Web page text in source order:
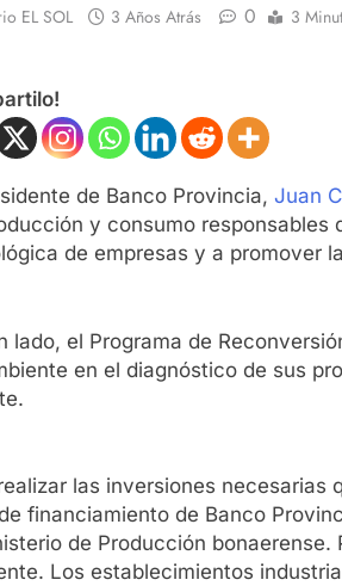
EL SOL 3 Años Atrás 0 3
de Banco Provincia, Juan
y consumo
de empresas y a promover
lado, el Programa de
en el diagnóstico de sus
las inversiones necesarias
financiamiento de Banco
de Producción
Los establecimientos